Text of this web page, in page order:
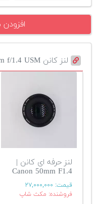
لنز کانن EF 50mm f/1.4 USM دست دوم
لنز حرفه ای کانن |
Canon 50mm F1.4
قیمت: ۲۷,۰۰۰,۰۰۰
فروشنده: مکث شاپ